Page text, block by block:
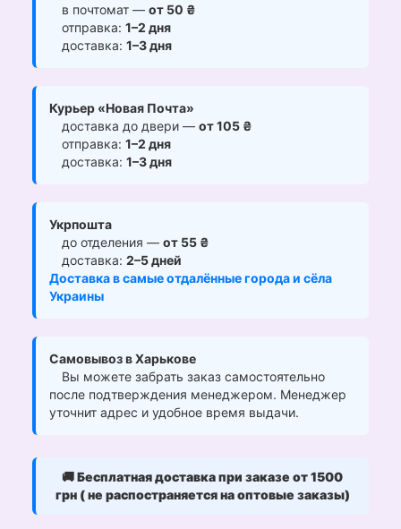
в почтомат — от 50 ₴
отправка: 1–2 дня
доставка: 1–3 дня
Курьер «Новая Почта»
доставка до двери — от 105 ₴
отправка: 1–2 дня
доставка: 1–3 дня
Укрпошта
до отделения — от 55 ₴
доставка: 2–5 дней
Доставка в самые отдалённые города и сёла
Украины
Самовывоз в Харькове
Вы можете забрать заказ самостоятельно
после подтверждения менеджером. Менеджер
уточнит адрес и удобное время выдачи.
🚚Бесплатная доставка при заказе от 1500
грн ( не распостраняется на оптовые заказы)